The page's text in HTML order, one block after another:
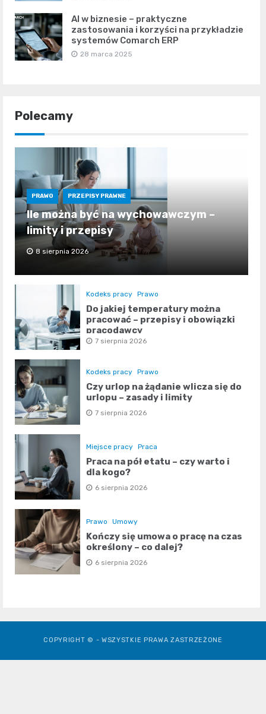
AI w biznesie – praktyczne
zastosowania i korzyści na przykładzie
systemów Comarch ERP
28 marca 2025
Polecamy
PRAWO PRZEPISY PRAWNE
Ile można być na wychowawczym –
limity i przepisy
8 sierpnia 2026
Kodeks pracy Prawo
Do jakiej temperatury można
pracować – przepisy i obowiązki
pracodawcy
7 sierpnia 2026
Kodeks pracy Prawo
Czy urlop na żądanie wlicza się do
urlopu – zasady i limity
7 sierpnia 2026
Miejsce pracy Praca
Praca na pół etatu – czy warto i
dla kogo?
6 sierpnia 2026
Prawo Umowy
Kończy się umowa o pracę na czas
określony – co dalej?
6 sierpnia 2026
COPYRIGHT © - WSZYSTKIE PRAWA ZASTRZEŻONE